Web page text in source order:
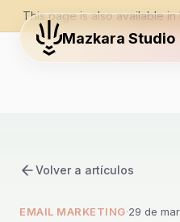
This page is also available in
Mazkara Studio
Volver a artículos
EMAIL MARKETING·29 de